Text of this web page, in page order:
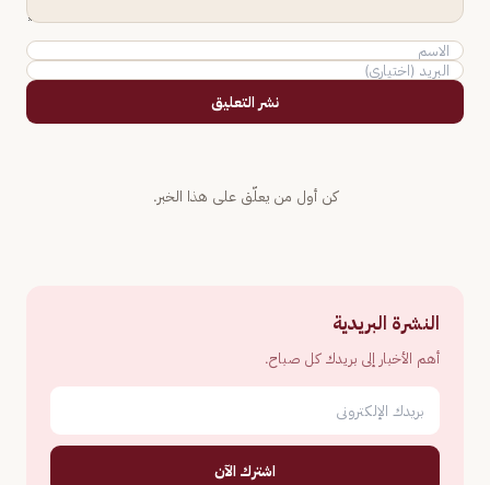
نشر التعليق
كن أول من يعلّق على هذا الخبر.
النشرة البريدية
أهم الأخبار إلى بريدك كل صباح.
اشترك الآن